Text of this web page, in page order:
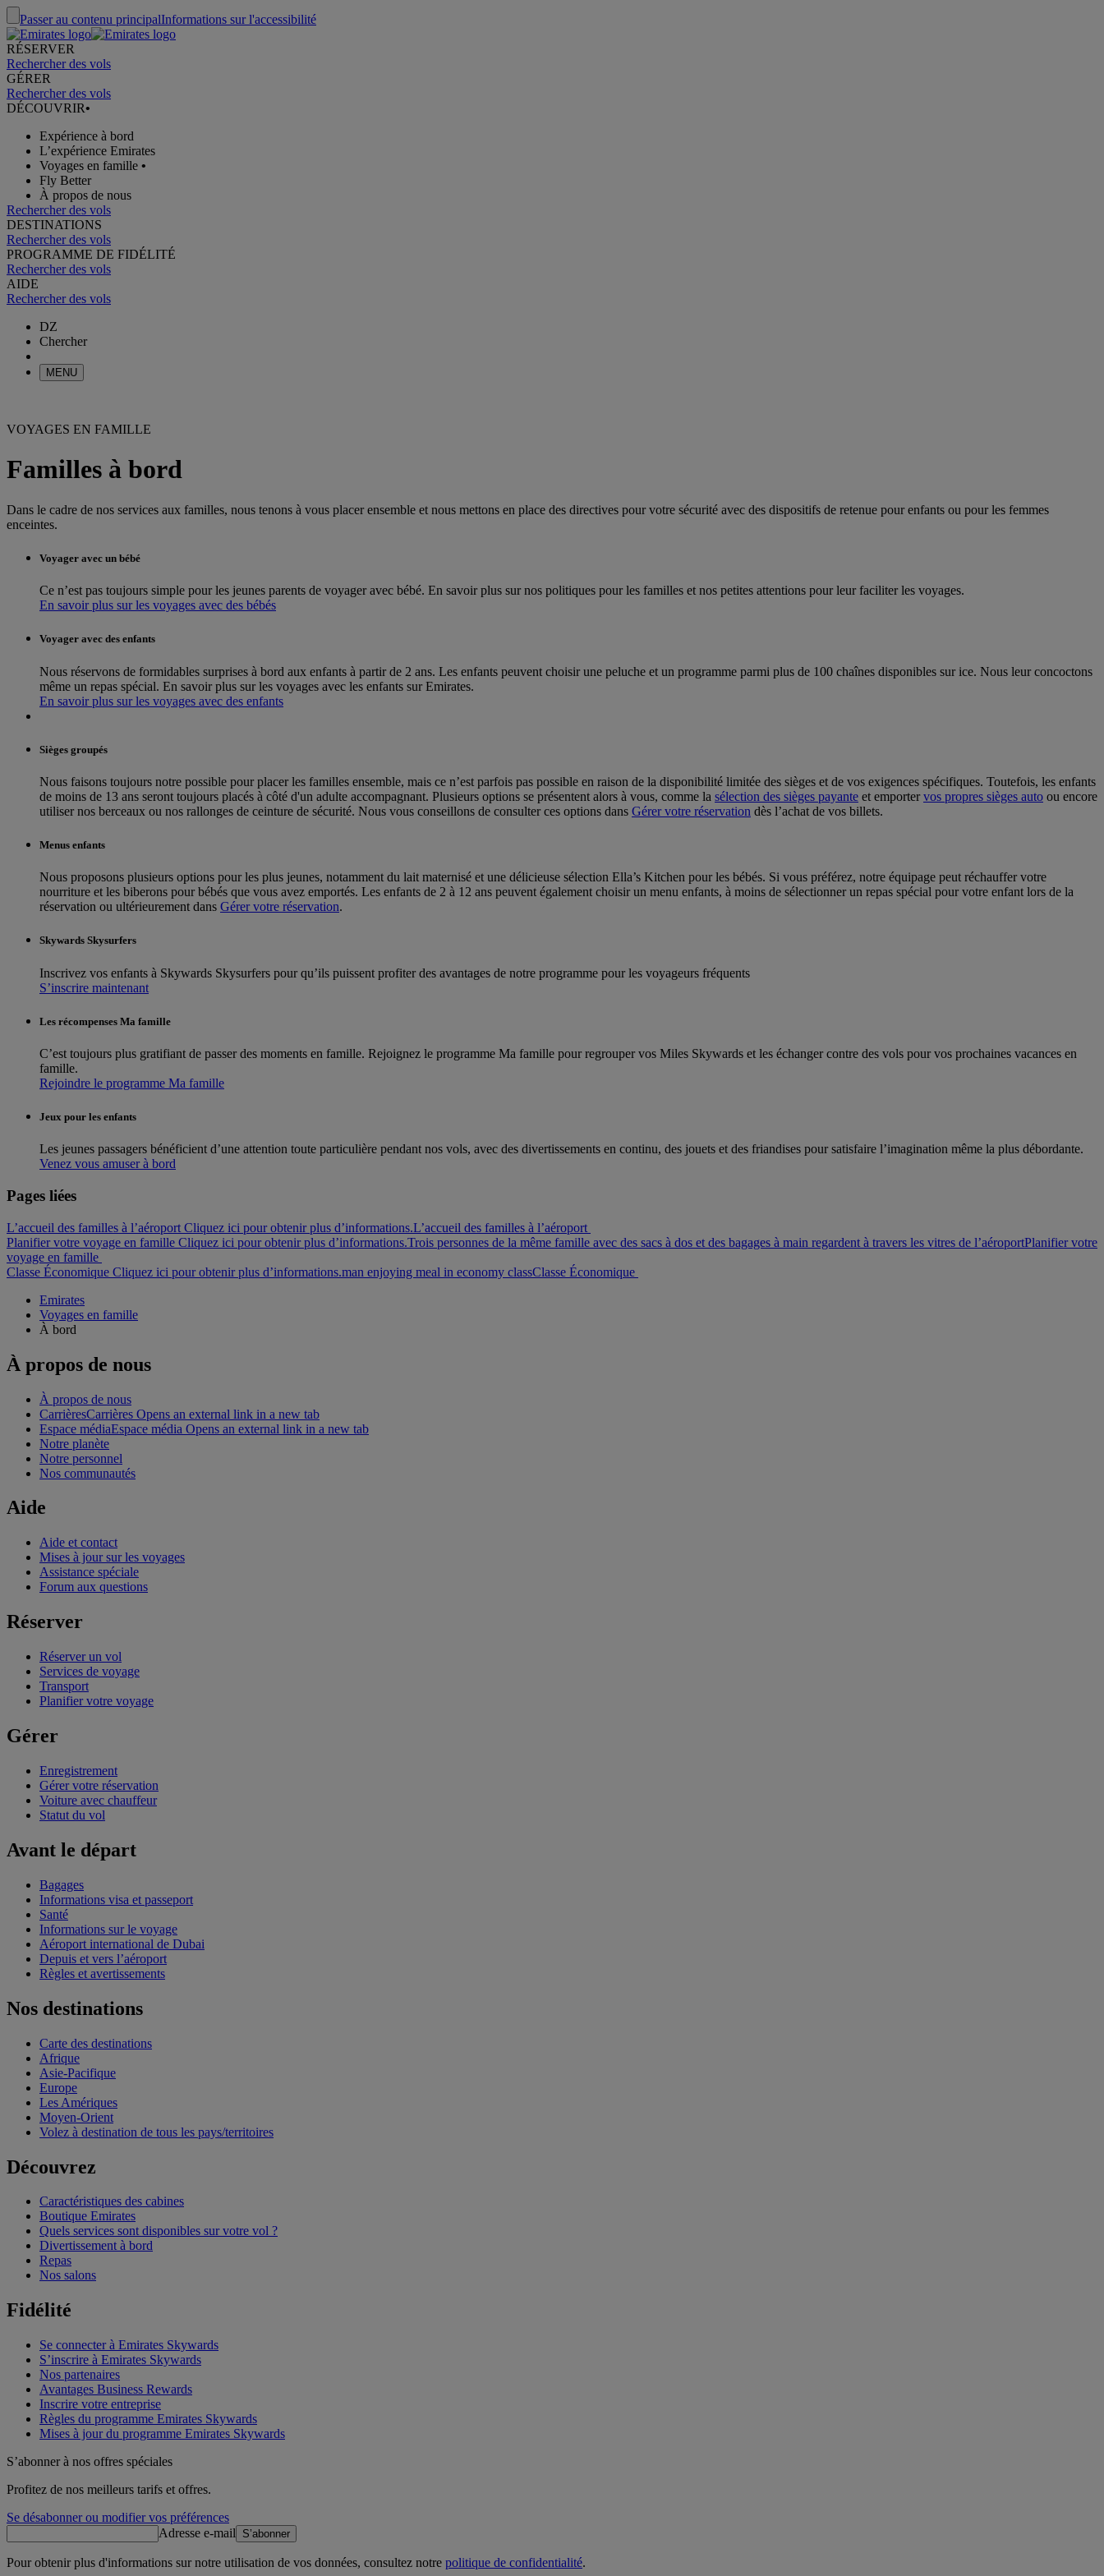
Passer au contenu principalInformations sur l'accessibilité
RÉSERVER
Rechercher des vols
GÉRER
Rechercher des vols
DÉCOUVRIR•
Expérience à bord
L’expérience Emirates
Voyages en famille •
Fly Better
À propos de nous
Rechercher des vols
DESTINATIONS
Rechercher des vols
PROGRAMME DE FIDÉLITÉ
Rechercher des vols
AIDE
Rechercher des vols
DZ
Chercher
MENU
VOYAGES EN FAMILLE
Familles à bord
Dans le cadre de nos services aux familles, nous tenons à vous placer ensemble et nous mettons en place des directives pour votre sécurité avec des dispositifs de retenue pour enfants ou pour les femmes
enceintes.
Voyager avec un bébé
Ce n’est pas toujours simple pour les jeunes parents de voyager avec bébé. En savoir plus sur nos politiques pour les familles et nos petites attentions pour leur faciliter les voyages.
En savoir plus sur les voyages avec des bébés
Voyager avec des enfants
Nous réservons de formidables surprises à bord aux enfants à partir de 2 ans. Les enfants peuvent choisir une peluche et un programme parmi plus de 100 chaînes disponibles sur ice. Nous leur concoctons
même un repas spécial. En savoir plus sur les voyages avec les enfants sur Emirates.
En savoir plus sur les voyages avec des enfants
Sièges groupés
Nous faisons toujours notre possible pour placer les familles ensemble, mais ce n’est parfois pas possible en raison de la disponibilité limitée des sièges et de vos exigences spécifiques. Toutefois, les enfants
de moins de 13 ans seront toujours placés à côté d'un adulte accompagnant. Plusieurs options se présentent alors à vous, comme la sélection des sièges payante et emportervos propres sièges auto ou encore
utiliser nos berceaux ou nos rallonges de ceinture de sécurité. Nous vous conseillons de consulter ces options dans Gérer votre réservation dès l’achat de vos billets.
Menus enfants
Nous proposons plusieurs options pour les plus jeunes, notamment du lait maternisé et une délicieuse sélection Ella’s Kitchen pour les bébés. Si vous préférez, notre équipage peut réchauffer votre
nourriture et les biberons pour bébés que vous avez emportés. Les enfants de 2 à 12 ans peuvent également choisir un menu enfants, à moins de sélectionner un repas spécial pour votre enfant lors de la
réservation ou ultérieurement dans Gérer votre réservation.
Skywards Skysurfers
Inscrivez vos enfants à Skywards Skysurfers pour qu’ils puissent profiter des avantages de notre programme pour les voyageurs fréquents
S’inscrire maintenant
Les récompenses Ma famille
C’est toujours plus gratifiant de passer des moments en famille. Rejoignez le programme Ma famille pour regrouper vos Miles Skywards et les échanger contre des vols pour vos prochaines vacances en
famille.
Rejoindre le programme Ma famille
Jeux pour les enfants
Les jeunes passagers bénéficient d’une attention toute particulière pendant nos vols, avec des divertissements en continu, des jouets et des friandises pour satisfaire l’imagination même la plus débordante.
Venez vous amuser à bord
Pages liées
L’accueil des familles à l’aéroport Cliquez ici pour obtenir plus d’informations.L’accueil des familles à l’aéroport
Planifier votre voyage en famille Cliquez ici pour obtenir plus d’informations.Trois personnes de la même famille avec des sacs à dos et des bagages à main regardent à travers les vitres de l’aéroportPlanifier votre
voyage en famille
Classe Économique Cliquez ici pour obtenir plus d’informations.man enjoying meal in economy classClasse Économique
Emirates
Voyages en famille
À bord
À propos de nous
À propos de nous
CarrièresCarrières Opens an external link in a new tab
Espace médiaEspace média Opens an external link in a new tab
Notre planète
Notre personnel
Nos communautés
Aide
Aide et contact
Mises à jour sur les voyages
Assistance spéciale
Forum aux questions
Réserver
Réserver un vol
Services de voyage
Transport
Planifier votre voyage
Gérer
Enregistrement
Gérer votre réservation
Voiture avec chauffeur
Statut du vol
Avant le départ
Bagages
Informations visa et passeport
Santé
Informations sur le voyage
Aéroport international de Dubai
Depuis et vers l’aéroport
Règles et avertissements
Nos destinations
Carte des destinations
Afrique
Asie-Pacifique
Europe
Les Amériques
Moyen-Orient
Volez à destination de tous les pays/territoires
Découvrez
Caractéristiques des cabines
Boutique Emirates
Quels services sont disponibles sur votre vol ?
Divertissement à bord
Repas
Nos salons
Fidélité
Se connecter à Emirates Skywards
S’inscrire à Emirates Skywards
Nos partenaires
Avantages Business Rewards
Inscrire votre entreprise
Règles du programme Emirates Skywards
Mises à jour du programme Emirates Skywards
S’abonner à nos offres spéciales
Profitez de nos meilleurs tarifs et offres.
Se désabonner ou modifier vos préférences
Adresse e-mail
S’abonner
Pour obtenir plus d'informations sur notre utilisation de vos données, consultez notre politique de confidentialité.